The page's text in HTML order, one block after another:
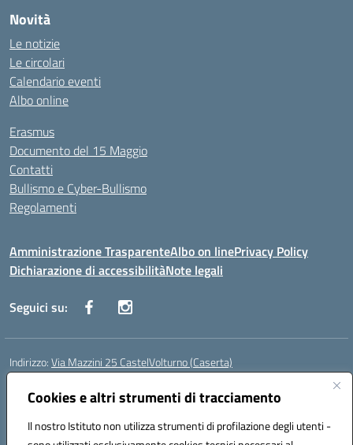
Cookies e altri strumenti di tracciamento
Il nostro Istituto non utilizza strumenti di profilazione degli utenti -
Novità
Le notizie
Le circolari
Calendario eventi
Albo online
Erasmus
Documento del 15 Maggio
Contatti
Bullismo e Cyber-Bullismo
Regolamenti
Amministrazione TrasparenteAlbo on linePrivacy Policy
Dichiarazione di accessibilitàNote legali
Seguici su:
Indirizzo:Via Mazzini 25 CastelVolturno (Caserta)
Centralino:
Posta elettronica certificata (PEC):ceis014005@pec.istruzione.it
Codice fiscale: 93063510619
Codice meccanografico:CEIS014005